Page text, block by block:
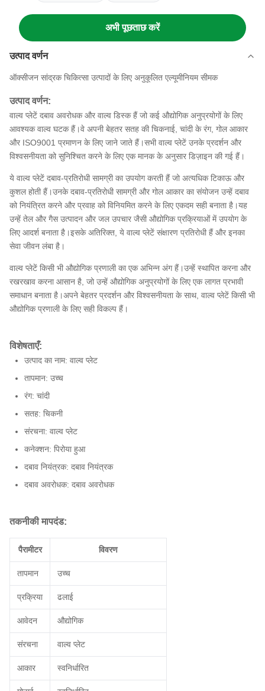
अभी पूछताछ करें
उत्पाद वर्णन
ऑक्सीजन सांद्रक चिकित्सा उत्पादों के लिए अनुकूलित एल्यूमीनियम सीमक
उत्पाद वर्णन:
वाल्व प्लेटें दबाव अवरोधक और वाल्व डिस्क हैं जो कई औद्योगिक अनुप्रयोगों के लिए
आवश्यक वाल्व घटक हैं।वे अपनी बेहतर सतह की चिकनाई, चांदी के रंग, गोल आकार
और ISO9001 प्रमाणन के लिए जाने जाते हैं।सभी वाल्व प्लेटें उनके प्रदर्शन और
विश्वसनीयता को सुनिश्चित करने के लिए एक मानक के अनुसार डिज़ाइन की गई हैं।
ये वाल्व प्लेटें दबाव-प्रतिरोधी सामग्री का उपयोग करती हैं जो अत्यधिक टिकाऊ और
कुशल होती हैं।उनके दबाव-प्रतिरोधी सामग्री और गोल आकार का संयोजन उन्हें दबाव
को नियंत्रित करने और प्रवाह को विनियमित करने के लिए एकदम सही बनाता है।यह
उन्हें तेल और गैस उत्पादन और जल उपचार जैसी औद्योगिक प्रक्रियाओं में उपयोग के
लिए आदर्श बनाता है।इसके अतिरिक्त, ये वाल्व प्लेटें संक्षारण प्रतिरोधी हैं और इनका
सेवा जीवन लंबा है।
वाल्व प्लेटें किसी भी औद्योगिक प्रणाली का एक अभिन्न अंग हैं।उन्हें स्थापित करना और
रखरखाव करना आसान है, जो उन्हें औद्योगिक अनुप्रयोगों के लिए एक लागत प्रभावी
समाधान बनाता है।अपने बेहतर प्रदर्शन और विश्वसनीयता के साथ, वाल्व प्लेटें किसी भी
औद्योगिक प्रणाली के लिए सही विकल्प हैं।
विशेषताएँ:
उत्पाद का नाम: वाल्व प्लेट
तापमान: उच्च
रंग: चांदी
सतह: चिकनी
संरचना: वाल्व प्लेट
कनेक्शन: पिरोया हुआ
दबाव नियंत्रक: दबाव नियंत्रक
दबाव अवरोधक: दबाव अवरोधक
तकनीकी मापदंड:
पैरामीटर विवरण
तापमान उच्च
प्रक्रिया ढलाई
आवेदन औद्योगिक
संरचना वाल्व प्लेट
आकार स्वनिर्धारित